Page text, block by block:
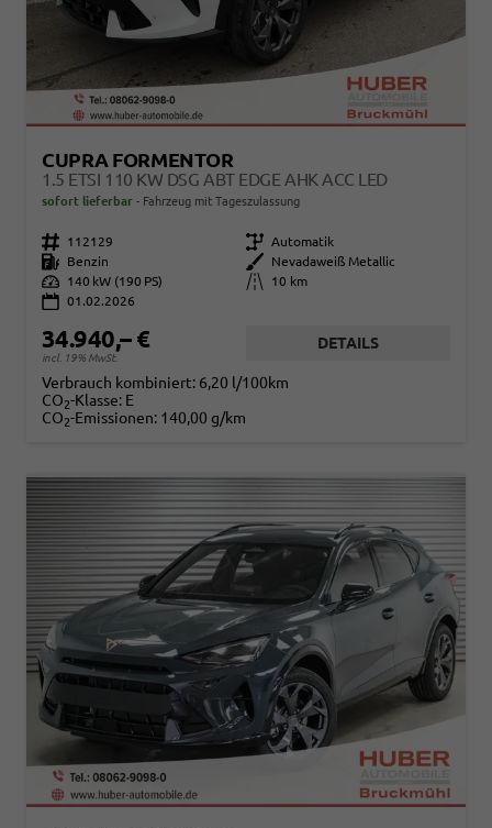
CUPRA FORMENTOR
1.5 ETSI 110 KW DSG ABT EDGE AHK ACC LED
sofort lieferbar Fahrzeug mit Tageszulassung
Fahrzeugnr. 112129 Getriebe Automatik
Kraftstoff
Benzin Außenfarbe
Nevadaweiß Metallic
Leistung
140 kW (190 PS) Kilometerstand
10 km
01.02.2026
34.940,– €
incl. 19% MwSt.
DETAILS
Verbrauch kombiniert: 6,20 l/100km
CO2-Klasse: E
CO2-Emissionen: 140,00 g/km